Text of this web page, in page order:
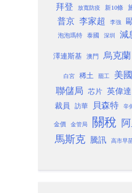
拜登 放寬防疫 新10條
普京 李家超 李強
泡泡瑪特 泰國 深圳 減
澤連斯基 澳門 烏克蘭
白宮 稀土 罷工 美國
聯儲局 芯片 英偉達
裁員 訪華 貝森特 辛
金價 金管局 關稅
馬斯克 騰訊 高市早